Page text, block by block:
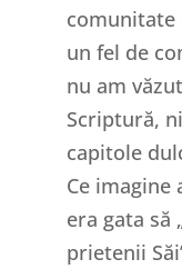
comunitate
un fel de
nu am
Scriptură,
capitole
Ce imagine
era gata să
prietenii